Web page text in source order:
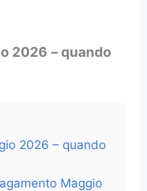
2026 – quando
2026 – quando
Maggio